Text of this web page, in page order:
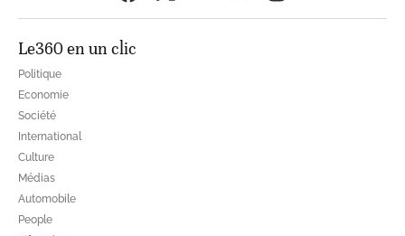
Le360 en un clic
Politique
Economie
Société
International
Culture
Médias
Automobile
People